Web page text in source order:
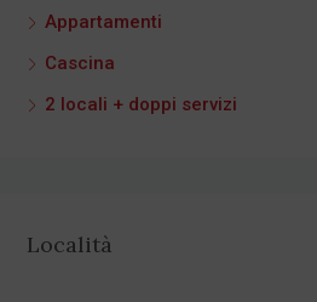
Appartamenti
Cascina
2 locali + doppi servizi
Località